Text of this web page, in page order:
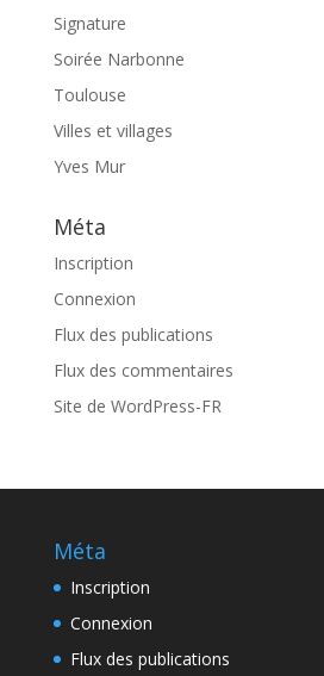
Signature
Soirée Narbonne
Toulouse
Villes et villages
Yves Mur
Méta
Inscription
Connexion
Flux des publications
Flux des commentaires
Site de WordPress-FR
Méta
Inscription
Connexion
Flux des publications